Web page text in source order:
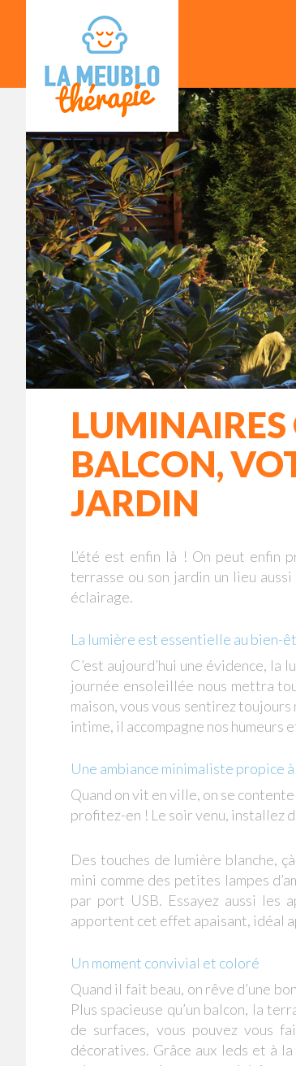
LUMINAIRES
BALCON,
JARDIN
L’été est enfin là ! On peut enfin
terrasse ou son jardin un lieu
éclairage.
La lumière est essentielle au bien-
C’est aujourd’hui une évidence,
journée ensoleillée nous mettra
maison, vous vous sentirez toujours
intime, il accompagne nos
Une ambiance minimaliste propice
Quand on vit en ville, on se
profitez-en ! Le soir venu, installez
Des touches de lumière blanche,
mini comme des petites lampes
par port USB. Essayez aussi les
apportent cet effet apaisant, idéal
Un moment convivial et coloré
Quand il fait beau, on rêve d’une
Plus spacieuse qu’un balcon, la
de surfaces, vous pouvez vous
décoratives. Grâce aux leds et à